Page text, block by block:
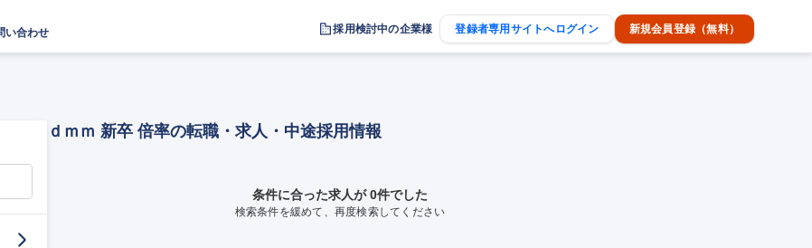
い合わせ 採用検討中の企業様 登録者専用サイトへログイン 新規会員登録（無料）
ｄｍｍ 新卒 倍率の転職・求人・中途採用情報
条件に合った求人が 0件でした
検索条件を緩めて、再度検索してください